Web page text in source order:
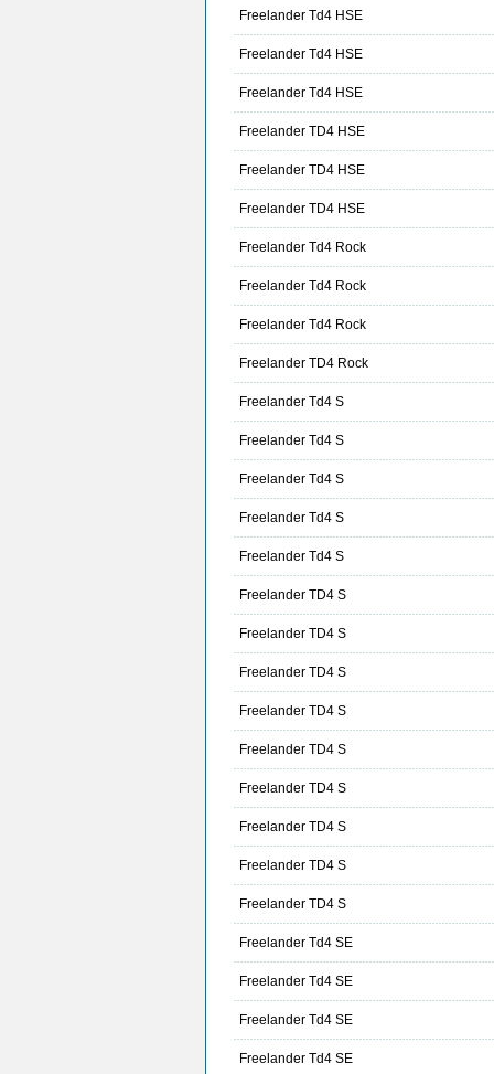
Freelander Td4 HSE
Freelander Td4 HSE
Freelander Td4 HSE
Freelander TD4 HSE
Freelander TD4 HSE
Freelander TD4 HSE
Freelander Td4 Rock
Freelander Td4 Rock
Freelander Td4 Rock
Freelander TD4 Rock
Freelander Td4 S
Freelander Td4 S
Freelander Td4 S
Freelander Td4 S
Freelander Td4 S
Freelander TD4 S
Freelander TD4 S
Freelander TD4 S
Freelander TD4 S
Freelander TD4 S
Freelander TD4 S
Freelander TD4 S
Freelander TD4 S
Freelander TD4 S
Freelander Td4 SE
Freelander Td4 SE
Freelander Td4 SE
Freelander Td4 SE